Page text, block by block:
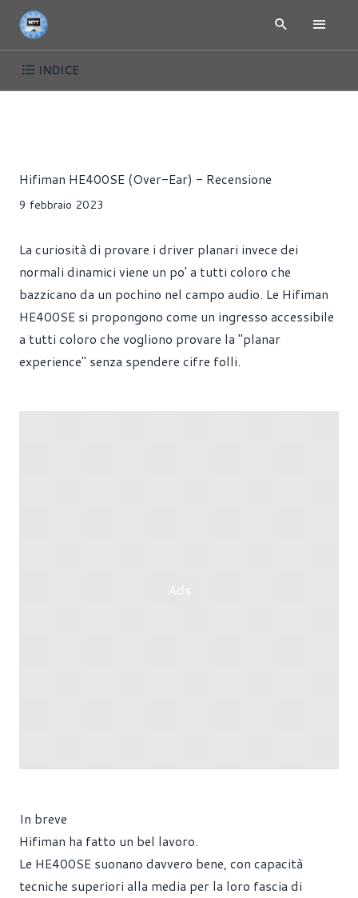
INDICE
Hifiman HE400SE (Over-Ear) - Recensione
9 febbraio 2023
La curiosità di provare i driver planari invece dei
normali dinamici viene un po' a tutti coloro che
bazzicano da un pochino nel campo audio. Le Hifiman
HE400SE si propongono come un ingresso accessibile
a tutti coloro che vogliono provare la "planar
experience" senza spendere cifre folli.
In breve
Hifiman ha fatto un bel lavoro.
Le HE400SE suonano davvero bene, con capacità
tecniche superiori alla media per la loro fascia di